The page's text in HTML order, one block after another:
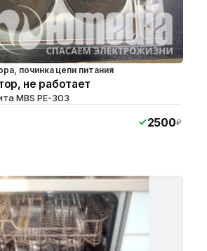
починка цепи питания
не работает
MBS PE-303
2500₽